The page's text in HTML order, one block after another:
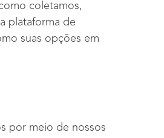
coletamos,
plataforma de
suas opções em
por meio de nossos